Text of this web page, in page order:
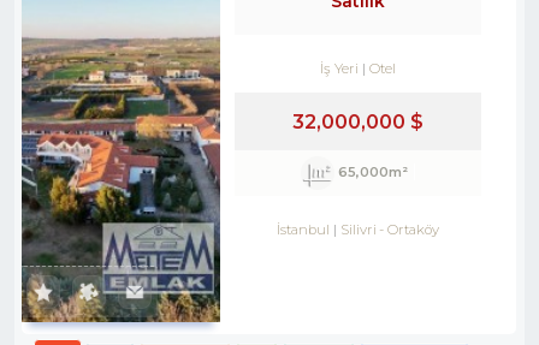
İş Yeri Otel
32,000,000 $
65,000m²
İstanbul Silivri -Ortaköy